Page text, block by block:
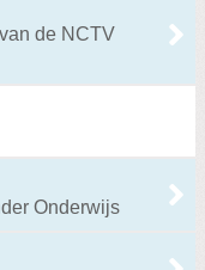
de NCTV
Onderwijs